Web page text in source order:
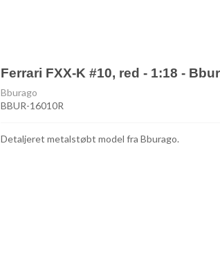
Ferrari FXX-K #10, red - 1:18 -
Bburago
BBUR-16010R
Detaljeret metalstøbt model fra Bburago.